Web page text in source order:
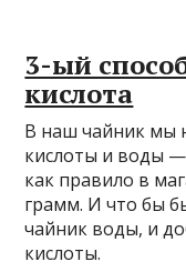
3-ый
кислота
В наш чайник мы
кислоты и воды —
как правило в
грамм. И что бы
чайник воды, и
кислоты.